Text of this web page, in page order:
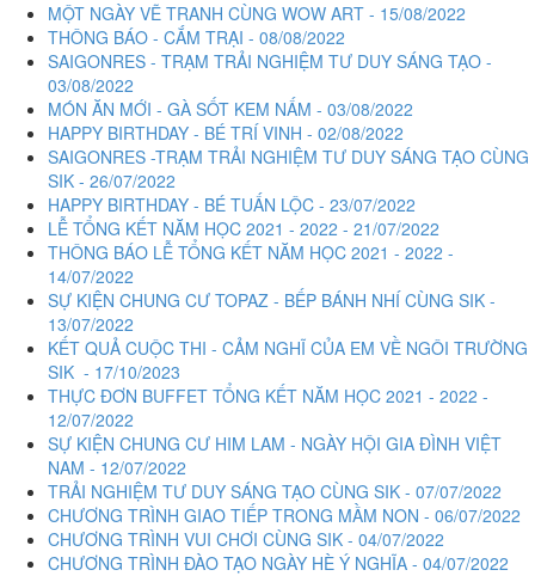
MỘT NGÀY VẼ TRANH CÙNG WOW ART - 15/08/2022
THÔNG BÁO - CẮM TRẠI - 08/08/2022
SAIGONRES - TRẠM TRẢI NGHIỆM TƯ DUY SÁNG TẠO -
03/08/2022
MÓN ĂN MỚI - GÀ SỐT KEM NẤM - 03/08/2022
HAPPY BIRTHDAY - BÉ TRÍ VINH - 02/08/2022
SAIGONRES -TRẠM TRẢI NGHIỆM TƯ DUY SÁNG TẠO CÙNG
SIK - 26/07/2022
HAPPY BIRTHDAY - BÉ TUẤN LỘC - 23/07/2022
LỄ TỔNG KẾT NĂM HỌC 2021 - 2022 - 21/07/2022
THÔNG BÁO LỄ TỔNG KẾT NĂM HỌC 2021 - 2022 -
14/07/2022
SỰ KIỆN CHUNG CƯ TOPAZ - BẾP BÁNH NHÍ CÙNG SIK -
13/07/2022
KẾT QUẢ CUỘC THI - CẢM NGHĨ CỦA EM VỀ NGÔI TRƯỜNG
SIK - 17/10/2023
THỰC ĐƠN BUFFET TỔNG KẾT NĂM HỌC 2021 - 2022 -
12/07/2022
SỰ KIỆN CHUNG CƯ HIM LAM - NGÀY HỘI GIA ĐÌNH VIỆT
NAM - 12/07/2022
TRẢI NGHIỆM TƯ DUY SÁNG TẠO CÙNG SIK - 07/07/2022
CHƯƠNG TRÌNH GIAO TIẾP TRONG MẦM NON - 06/07/2022
CHƯƠNG TRÌNH VUI CHƠI CÙNG SIK - 04/07/2022
CHƯƠNG TRÌNH ĐÀO TẠO NGÀY HÈ Ý NGHĨA - 04/07/2022